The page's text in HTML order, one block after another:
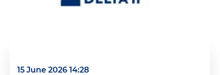
15 June 2026 14:28